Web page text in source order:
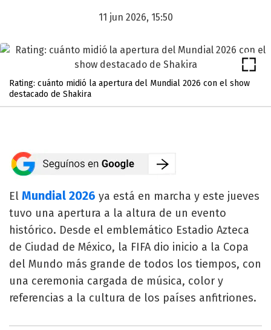
11 jun 2026, 15:50
Rating: cuánto midió la apertura del Mundial 2026 con el show
destacado de Shakira
El Mundial 2026 ya está en marcha y este jueves
tuvo una apertura a la altura de un evento
histórico. Desde el emblemático Estadio Azteca
de Ciudad de México, la FIFA dio inicio a la Copa
del Mundo más grande de todos los tiempos, con
una ceremonia cargada de música, color y
referencias a la cultura de los países anfitriones.